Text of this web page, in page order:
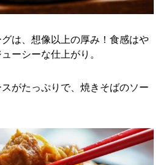
は、想像以上の厚み！食感はや
ーシーな仕上がり。
がたっぷりで、焼きそばのソー